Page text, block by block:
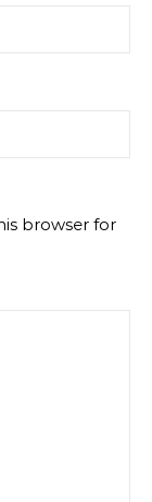
browser for